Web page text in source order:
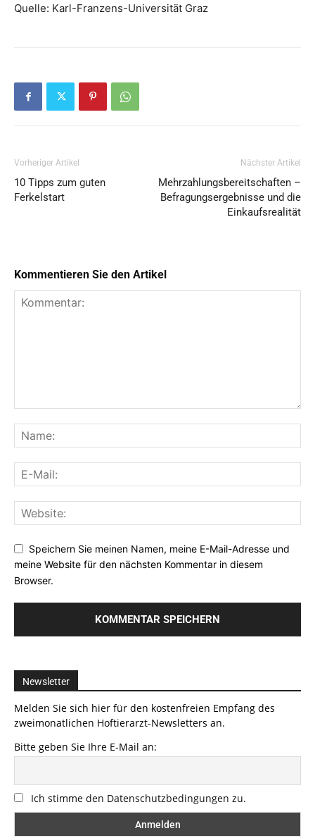
Quelle: Karl-Franzens-Universität Graz
Vorheriger Artikel
10 Tipps zum guten
Ferkelstart
Nächster Artikel
Mehrzahlungsbereitschaften –
Befragungsergebnisse und die
Einkaufsrealität
Kommentieren Sie den Artikel
Speichern Sie meinen Namen, meine E-Mail-Adresse und
meine Website für den nächsten Kommentar in diesem
Browser.
Newsletter
Melden Sie sich hier für den kostenfreien Empfang des
zweimonatlichen Hoftierarzt-Newsletters an.
Bitte geben Sie Ihre E-Mail an:
Ich stimme den Datenschutzbedingungen zu.